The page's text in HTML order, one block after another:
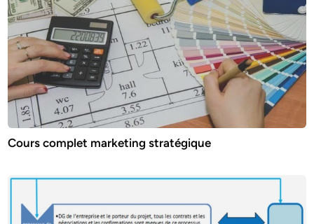
Cours complet marketing stratégique